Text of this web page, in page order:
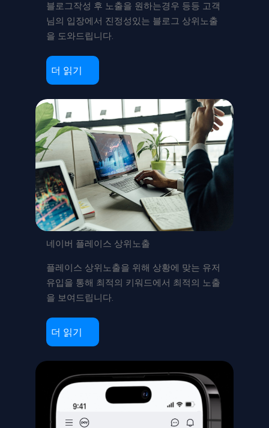
블로그작성 후 노출을 원하는경우 등등 고객
님의 입장에서 진정성있는 블로그 상위노출
을 도와드립니다.
더 읽기
네이버 플레이스 상위노출
플레이스 상위노출을 위해 상황에 맞는 유저
유입을 통해 최적의 키워드에서 최적의 노출
을 보여드립니다.
더 읽기